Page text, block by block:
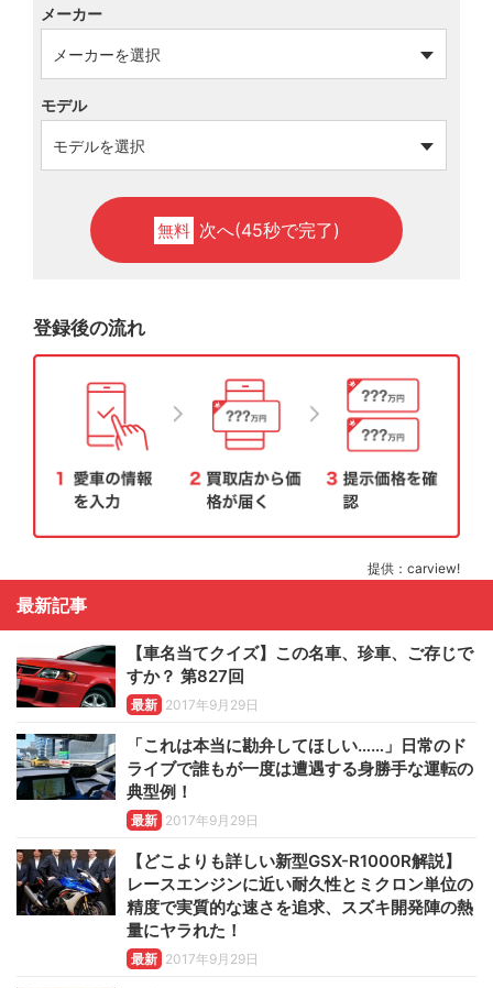
メーカー
モデル
無料 次へ(45秒で完了)
登録後の流れ
提供：carview!
最新記事
【車名当てクイズ】この名車、珍車、ご存じで
すか？ 第827回
最新 2017年9月29日
「これは本当に勘弁してほしい……」日常のド
ライブで誰もが一度は遭遇する身勝手な運転の
典型例！
最新 2017年9月29日
【どこよりも詳しい新型GSX-R1000R解説】
レースエンジンに近い耐久性とミクロン単位の
精度で実質的な速さを追求、スズキ開発陣の熱
量にヤラれた！
最新 2017年9月29日